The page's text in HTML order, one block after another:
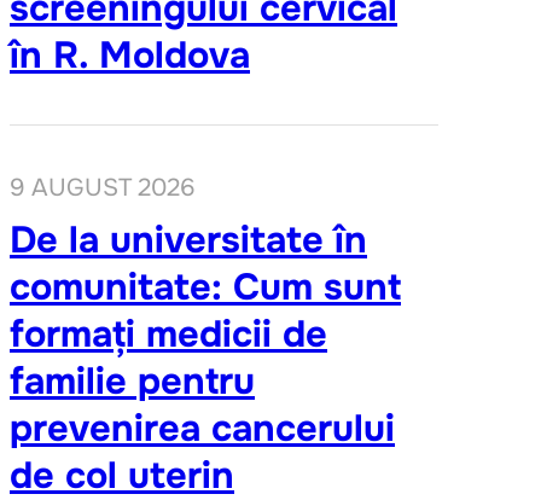
în R. Moldova
9 AUGUST 2026
De la universitate în
comunitate: Cum sunt
formați medicii de
familie pentru
prevenirea cancerului
de col uterin